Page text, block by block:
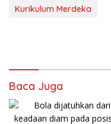
Kurikulum Merdeka
Baca Juga